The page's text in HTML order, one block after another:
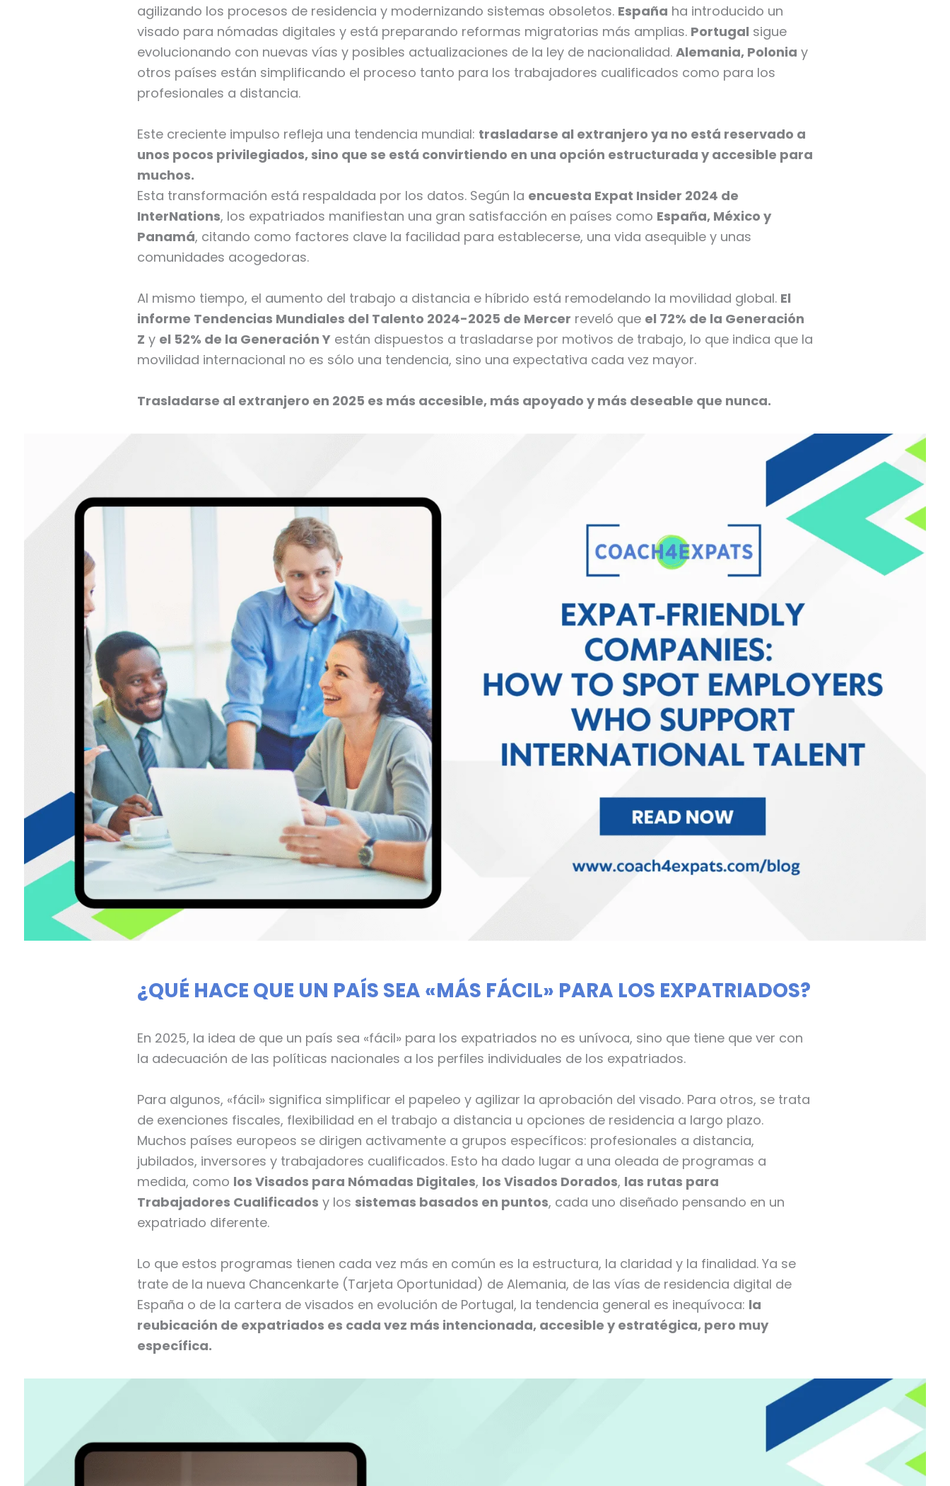
agilizando los procesos de residencia y modernizando sistemas obsoletos. España ha introducido un
visado para nómadas digitales y está preparando reformas migratorias más amplias. Portugal sigue
evolucionando con nuevas vías y posibles actualizaciones de la ley de nacionalidad. Alemania, Polonia y
otros países están simplificando el proceso tanto para los trabajadores cualificados como para los
profesionales a distancia.
Este creciente impulso refleja una tendencia mundial: trasladarse al extranjero ya no está reservado a
unos pocos privilegiados, sino que se está convirtiendo en una opción estructurada y accesible para
muchos.
Esta transformación está respaldada por los datos. Según la encuesta Expat Insider 2024 de
InterNations, los expatriados manifiestan una gran satisfacción en países como España, México y
Panamá, citando como factores clave la facilidad para establecerse, una vida asequible y unas
comunidades acogedoras.
Al mismo tiempo, el aumento del trabajo a distancia e híbrido está remodelando la movilidad global. El
informe Tendencias Mundiales del Talento 2024-2025 de Mercer reveló que el 72% de la Generación
Z y el 52% de la Generación Y están dispuestos a trasladarse por motivos de trabajo, lo que indica que la
movilidad internacional no es sólo una tendencia, sino una expectativa cada vez mayor.
Trasladarse al extranjero en 2025 es más accesible, más apoyado y más deseable que nunca.
¿QUÉ HACE QUE UN PAÍS SEA «MÁS FÁCIL» PARA LOS EXPATRIADOS?
En 2025, la idea de que un país sea «fácil» para los expatriados no es unívoca, sino que tiene que ver con
la adecuación de las políticas nacionales a los perfiles individuales de los expatriados.
Para algunos, «fácil» significa simplificar el papeleo y agilizar la aprobación del visado. Para otros, se trata
de exenciones fiscales, flexibilidad en el trabajo a distancia u opciones de residencia a largo plazo.
Muchos países europeos se dirigen activamente a grupos específicos: profesionales a distancia,
jubilados, inversores y trabajadores cualificados. Esto ha dado lugar a una oleada de programas a
medida, como los Visados para Nómadas Digitales, los Visados Dorados, las rutas para
Trabajadores Cualificados y los sistemas basados en puntos, cada uno diseñado pensando en un
expatriado diferente.
Lo que estos programas tienen cada vez más en común es la estructura, la claridad y la finalidad. Ya se
trate de la nueva Chancenkarte (Tarjeta Oportunidad) de Alemania, de las vías de residencia digital de
España o de la cartera de visados en evolución de Portugal, la tendencia general es inequívoca: la
reubicación de expatriados es cada vez más intencionada, accesible y estratégica, pero muy
específica.